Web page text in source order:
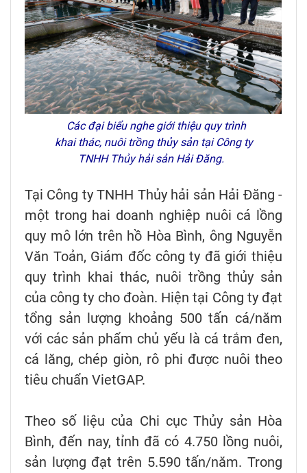
Các đại biểu nghe giới thiệu quy trình
khai thác, nuôi trồng thủy sản tại Công ty
TNHH Thủy hải sản Hải Đăng.
Tại Công ty TNHH Thủy hải sản Hải Đăng -
một trong hai doanh nghiệp nuôi cá lồng
quy mô lớn trên hồ Hòa Bình, ông Nguyễn
Văn Toản, Giám đốc công ty đã giới thiệu
quy trình khai thác, nuôi trồng thủy sản
của công ty cho đoàn. Hiện tại Công ty đạt
tổng sản lượng khoảng 500 tấn cá/năm
với các sản phẩm chủ yếu là cá trắm đen,
cá lăng, chép giòn, rô phi được nuôi theo
tiêu chuẩn VietGAP.
Theo số liệu của Chi cục Thủy sản Hòa
Bình, đến nay, tỉnh đã có 4.750 lồng nuôi,
sản lượng đạt trên 5.590 tấn/năm. Trong